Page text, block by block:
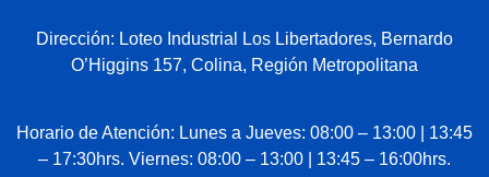
Dirección: Loteo Industrial Los Libertadores, Bernardo
O’Higgins 157, Colina, Región Metropolitana
Horario de Atención: Lunes a Jueves: 08:00 – 13:00 | 13:45
– 17:30hrs. Viernes: 08:00 – 13:00 | 13:45 – 16:00hrs.